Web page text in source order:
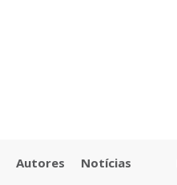
Autores
Notícias